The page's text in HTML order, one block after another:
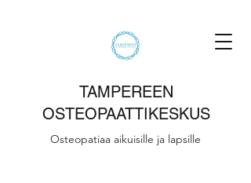
TAMPEREEN
OSTEOPAATTIKESKUS
Osteopatiaa aikuisille ja lapsille